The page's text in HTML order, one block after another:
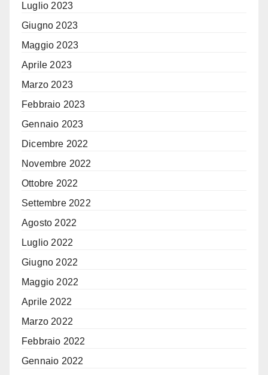
Luglio 2023
Giugno 2023
Maggio 2023
Aprile 2023
Marzo 2023
Febbraio 2023
Gennaio 2023
Dicembre 2022
Novembre 2022
Ottobre 2022
Settembre 2022
Agosto 2022
Luglio 2022
Giugno 2022
Maggio 2022
Aprile 2022
Marzo 2022
Febbraio 2022
Gennaio 2022